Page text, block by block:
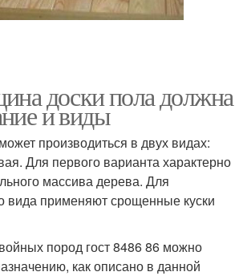
доски пола должна
и виды
производиться в двух видах:
Для первого варианта характерно
массива дерева. Для
вида применяют срощенные куски
пород гост 8486 86 можно
как описано в данной